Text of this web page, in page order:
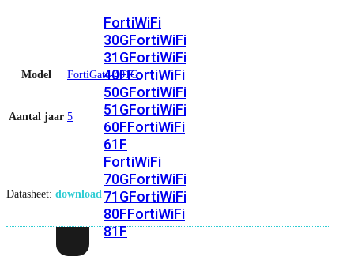
FortiWiFi
30GFortiWiFi
31GFortiWiFi
40FFortiWiFi
50GFortiWiFi
51GFortiWiFi
60FFortiWiFi
61F
FortiWiFi
70GFortiWiFi
71GFortiWiFi
80FFortiWiFi
81F
Model FortiGate-401G
Aantal jaar 5
Datasheet: download